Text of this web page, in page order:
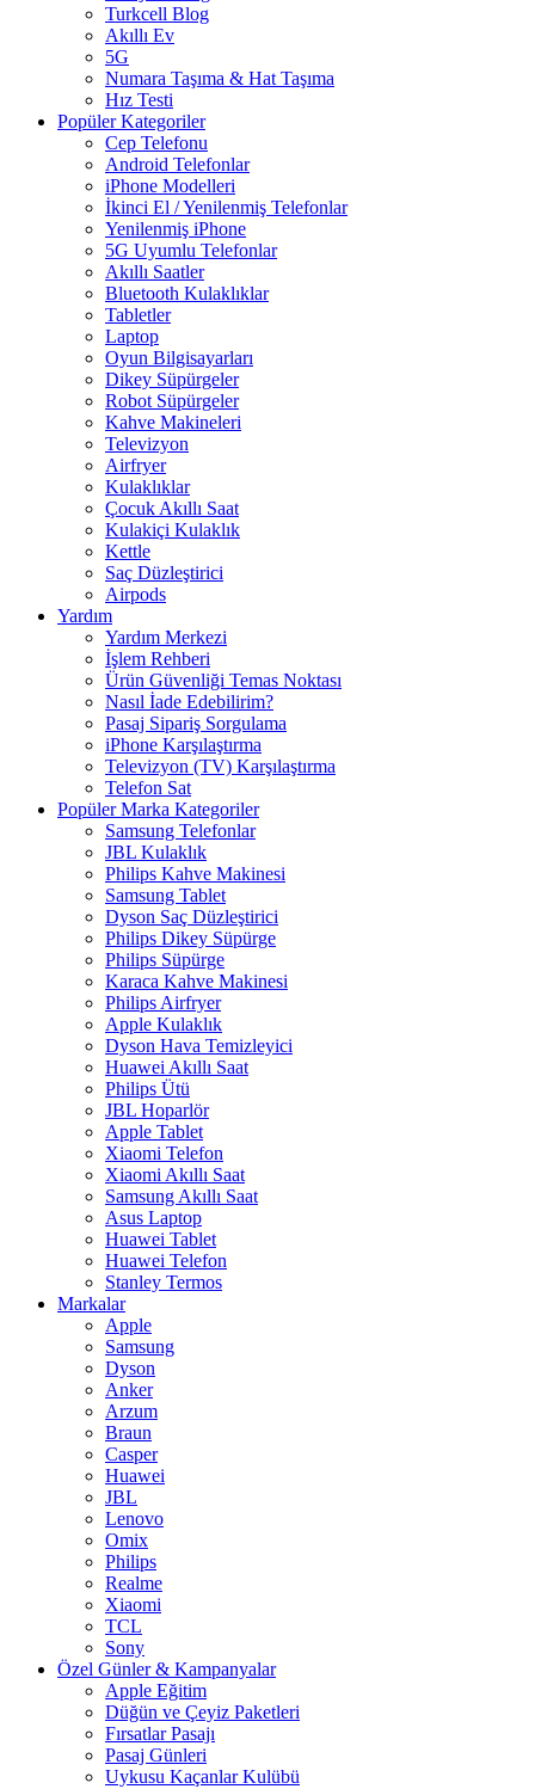
Turkcell Blog
Akıllı Ev
5G
Numara Taşıma & Hat Taşıma
Hız Testi
Popüler Kategoriler
Cep Telefonu
Android Telefonlar
iPhone Modelleri
İkinci El / Yenilenmiş Telefonlar
Yenilenmiş iPhone
5G Uyumlu Telefonlar
Akıllı Saatler
Bluetooth Kulaklıklar
Tabletler
Laptop
Oyun Bilgisayarları
Dikey Süpürgeler
Robot Süpürgeler
Kahve Makineleri
Televizyon
Airfryer
Kulaklıklar
Çocuk Akıllı Saat
Kulakiçi Kulaklık
Kettle
Saç Düzleştirici
Airpods
Yardım
Yardım Merkezi
İşlem Rehberi
Ürün Güvenliği Temas Noktası
Nasıl İade Edebilirim?
Pasaj Sipariş Sorgulama
iPhone Karşılaştırma
Televizyon (TV) Karşılaştırma
Telefon Sat
Popüler Marka Kategoriler
Samsung Telefonlar
JBL Kulaklık
Philips Kahve Makinesi
Samsung Tablet
Dyson Saç Düzleştirici
Philips Dikey Süpürge
Philips Süpürge
Karaca Kahve Makinesi
Philips Airfryer
Apple Kulaklık
Dyson Hava Temizleyici
Huawei Akıllı Saat
Philips Ütü
JBL Hoparlör
Apple Tablet
Xiaomi Telefon
Xiaomi Akıllı Saat
Samsung Akıllı Saat
Asus Laptop
Huawei Tablet
Huawei Telefon
Stanley Termos
Markalar
Apple
Samsung
Dyson
Anker
Arzum
Braun
Casper
Huawei
JBL
Lenovo
Omix
Philips
Realme
Xiaomi
TCL
Sony
Özel Günler & Kampanyalar
Apple Eğitim
Düğün ve Çeyiz Paketleri
Fırsatlar Pasajı
Pasaj Günleri
Uykusu Kaçanlar Kulübü